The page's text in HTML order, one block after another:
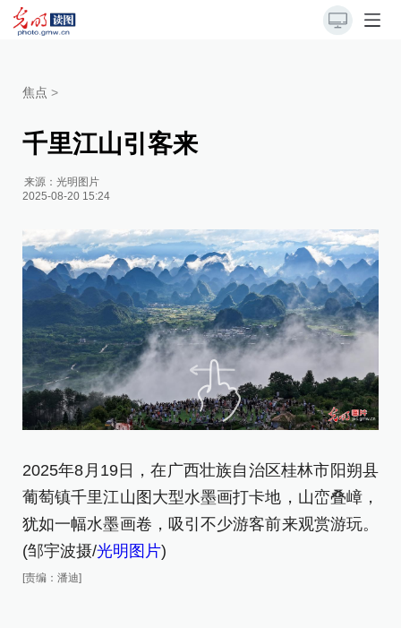
焦点 >
千里江山引客来
来源：光明图片
2025-08-20 15:24
2025年8月19日，在广西壮族自治区桂林市阳朔县
葡萄镇千里江山图大型水墨画打卡地，山峦叠嶂，
犹如一幅水墨画卷，吸引不少游客前来观赏游玩。
(邹宇波摄/光明图片)
[责编：潘迪]